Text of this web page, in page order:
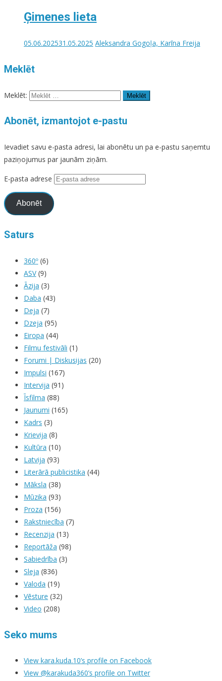
Ģimenes lieta
05.06.202531.05.2025 Aleksandra Gogoļa, Karīna Freija
Meklēt
Meklēt:
Abonēt, izmantojot e-pastu
Ievadiet savu e-pasta adresi, lai abonētu un pa e-pastu saņemtu
paziņojumus par jaunām ziņām.
E-pasta adrese
Abonēt
Saturs
360º (6)
ASV(9)
Āzija (3)
Daba (43)
Deja (7)
Dzeja (95)
Eiropa (44)
Filmu festivāli (1)
Forumi | Diskusijas (20)
Impulsi (167)
Intervija (91)
Īsfilma (88)
Jaunumi (165)
Kadrs (3)
Krievija (8)
Kultūra (10)
Latvija (93)
Literārā publicistika (44)
Māksla (38)
Mūzika (93)
Proza (156)
Rakstniecība (7)
Recenzija (13)
Reportāža (98)
Sabiedrība (3)
Sleja (836)
Valoda (19)
Vēsture (32)
Video (208)
Seko mums
View kara.kuda.10’s profile on Facebook
View @karakuda360’s profile on Twitter